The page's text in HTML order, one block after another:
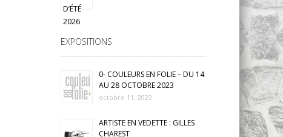
EXPOSITIONS
0- COULEURS EN FOLIE – DU 14
AU 28 OCTOBRE 2023
octobre 11, 2023
ARTISTE EN VEDETTE : GILLES
CHAREST